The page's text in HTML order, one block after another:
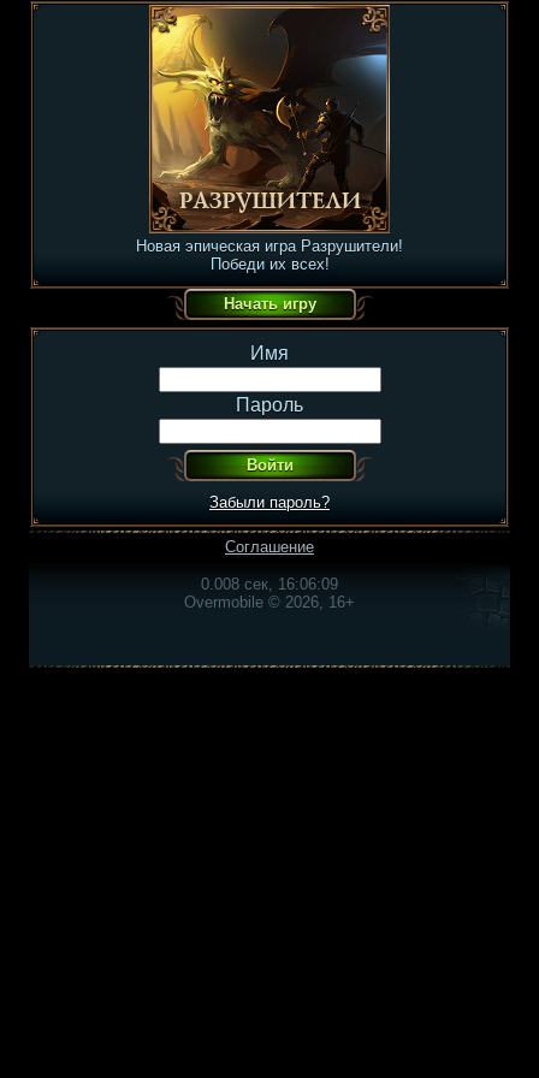
Новая эпическая игра Разрушители!
Победи их всех!
Имя
Пароль
Забыли пароль?
Соглашение
0.008 сек, 16:06:09
Overmobile © 2026, 16+